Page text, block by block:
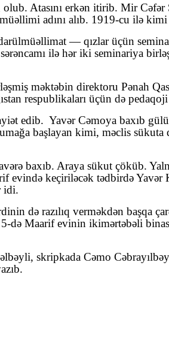
Atasını erkən itirib. Mir
adını alıb. 1919-cu ilə
— qızlar üçün
ilə hər iki seminariya
məktəbin direktoru Pənah
respublikaları üçün də pedaqoji
edib. Yavər Cəmoya baxıb
başlayan kimi, məclis
baxıb. Araya sükut çöküb.
keçiriləcək tədbirdə Yavər
idi.
də razılıq verməkdən başqa
də Maarif evinin ikimərtəbəli
skripkada Cəmo